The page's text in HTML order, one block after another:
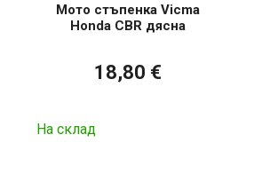
Мото стъпенка Vicma
Honda CBR дясна
18,80 €
На склад